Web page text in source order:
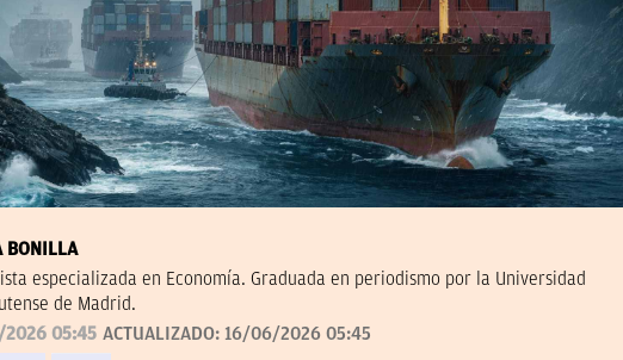
BONILLA
especializada en Economía. Graduada en periodismo por la Universidad
de Madrid.
05:45 ACTUALIZADO: 16/06/2026 05:45